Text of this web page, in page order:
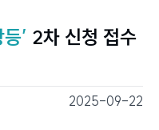
’ 2차 신청 접수
2025-09-22